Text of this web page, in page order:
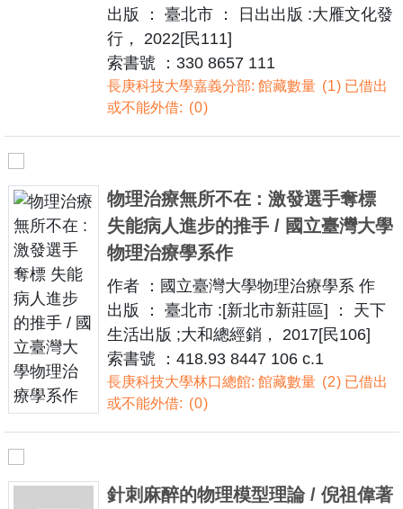
出版 ： 臺北市 ： 日出出版 :大雁文化發
行， 2022[民111]
索書號 ：330 8657 111
長庚科技大學嘉義分部: 館藏數量 1 已借出
或不能外借:
0
物理治療無所不在 : 激發選手奪標
失能病人進步的推手 / 國立臺灣大學
物理治療學系作
作者 ：國立臺灣大學物理治療學系 作
出版 ： 臺北市 :[新北市新莊區] ： 天下
生活出版 ;大和總經銷， 2017[民106]
索書號 ：418.93 8447 106 c.1
長庚科技大學林口總館: 館藏數量 2 已借出
或不能外借:
0
針刺麻醉的物理模型理論 / 倪祖偉著